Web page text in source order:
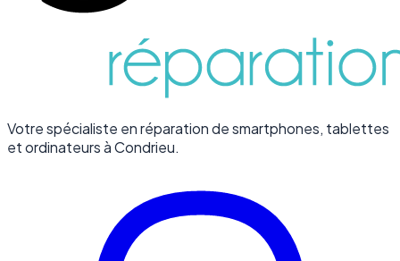
Votre spécialiste en réparation de smartphones, tablettes
et ordinateurs à Condrieu.